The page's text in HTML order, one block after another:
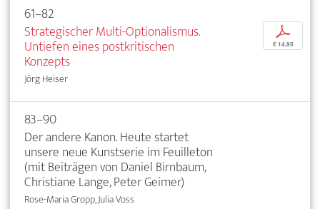
61–82
Strategischer Multi-Optionalismus.
Untiefen eines postkritischen
Konzepts
Jörg Heiser
p
€ 14,95
83–90
Der andere Kanon. Heute startet
unsere neue Kunstserie im Feuilleton
(mit Beiträgen von Daniel Birnbaum,
Christiane Lange, Peter Geimer)
Rose-Maria Gropp, Julia Voss